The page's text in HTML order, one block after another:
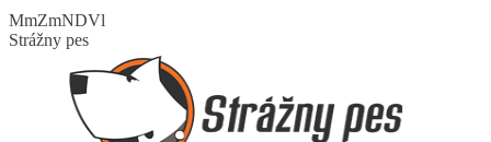
MmZmNDVl
Strážny pes